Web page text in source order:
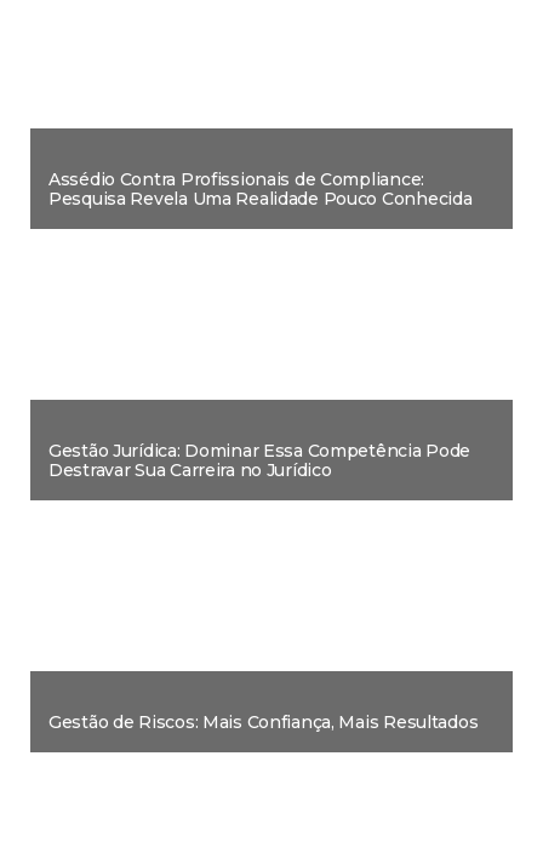
Assédio Contra Profissionais de Compliance:
Pesquisa Revela Uma Realidade Pouco Conhecida
Gestão Jurídica: Dominar Essa Competência Pode
Destravar Sua Carreira no Jurídico
Gestão de Riscos: Mais Confiança, Mais Resultados